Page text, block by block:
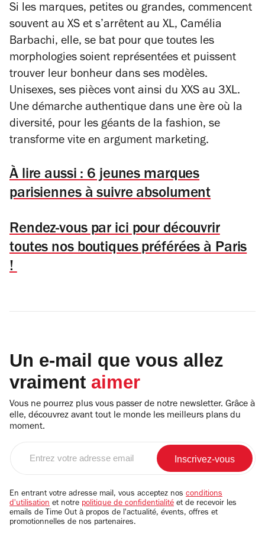
Si les marques, petites ou grandes, commencent
souvent au XS et s’arrêtent au XL, Camélia
Barbachi, elle, se bat pour que toutes les
morphologies soient représentées et puissent
trouver leur bonheur dans ses modèles.
Unisexes, ses pièces vont ainsi du XXS au 3XL.
Une démarche authentique dans une ère où la
diversité, pour les géants de la fashion, se
transforme vite en argument marketing.
À lire aussi : 6 jeunes marques
parisiennes à suivre absolument
Rendez-vous par ici pour découvrir
toutes nos boutiques préférées à Paris
!
Un e-mail que vous allez
vraiment aimer
Vous ne pourrez plus vous passer de notre newsletter. Grâce à
elle, découvrez avant tout le monde les meilleurs plans du
moment.
email
En entrant votre adresse mail, vous acceptez nos conditions
d'utilisation et notre politique de confidentialité et de recevoir les
emails de Time Out à propos de l'actualité, évents, offres et
promotionnelles de nos partenaires.